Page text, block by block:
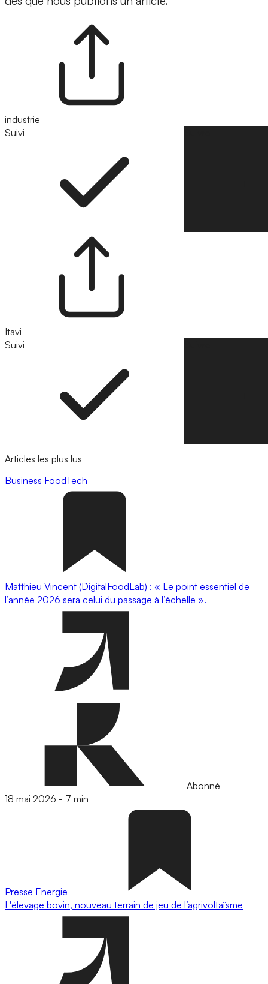
industrie
Suivi
Itavi
Suivi
Articles les plus lus
Business FoodTech
Matthieu Vincent (DigitalFoodLab) : « Le point essentiel de
l’année 2026 sera celui du passage à l’échelle ».
Abonné
18 mai 2026 - 7 min
Presse Energie
L'élevage bovin, nouveau terrain de jeu de l’agrivoltaïsme